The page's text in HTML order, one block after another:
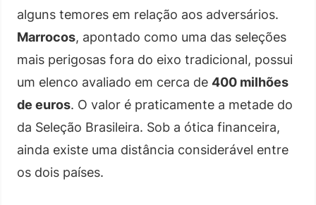
alguns temores em relação aos adversários.
Marrocos, apontado como uma das seleções
mais perigosas fora do eixo tradicional, possui
um elenco avaliado em cerca de 400 milhões
de euros. O valor é praticamente a metade do
da Seleção Brasileira. Sob a ótica financeira,
ainda existe uma distância considerável entre
os dois países.